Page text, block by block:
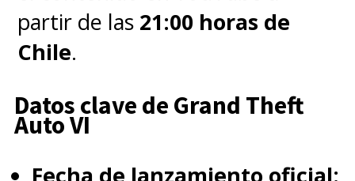
y alegría que se lanza a surcar
los mares paracumplir su
sueño de convertirse en el
Rey de los Piratas. En su viaje
no solo se encontrará con
enemigos y muchas voces que
partir de las 21:00 horas de
Chile.
Datos clave de Grand Theft
Auto VI
Fecha de lanzamiento oficial: